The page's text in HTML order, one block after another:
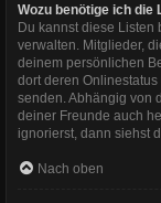
Wozu benötige ich die
Du kannst diese Listen
verwalten. Mitglieder,
deinem persönlichen
dort deren
senden. Abhängig von
deiner Freunde auch
ignorierst, dann siehst
Nach oben